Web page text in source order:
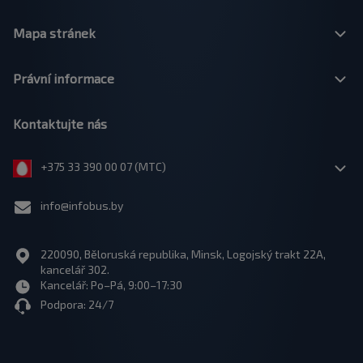
Mapa stránek
Právní informace
Kontaktujte nás
+375 33 390 00 07 (МТС)
info@infobus.by
220090, Běloruská republika, Minsk, Logojský trakt 22A,
kancelář 302.
Kancelář: Po–Pá, 9:00–17:30
Podpora: 24/7